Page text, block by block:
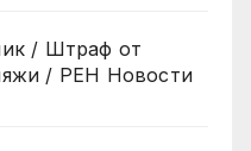
/ Штраф от
/ РЕН Новости